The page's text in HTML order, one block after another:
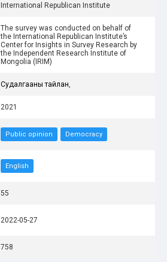
International Republican Institute
The survey was conducted on behalf of
the International Republican Institute’s
Center for Insights in Survey Research by
the Independent Research Institute of
Mongolia (IRIM)
Судалгааны тайлан
2021
Public opinion Democracy
English
55
2022-05-27
758